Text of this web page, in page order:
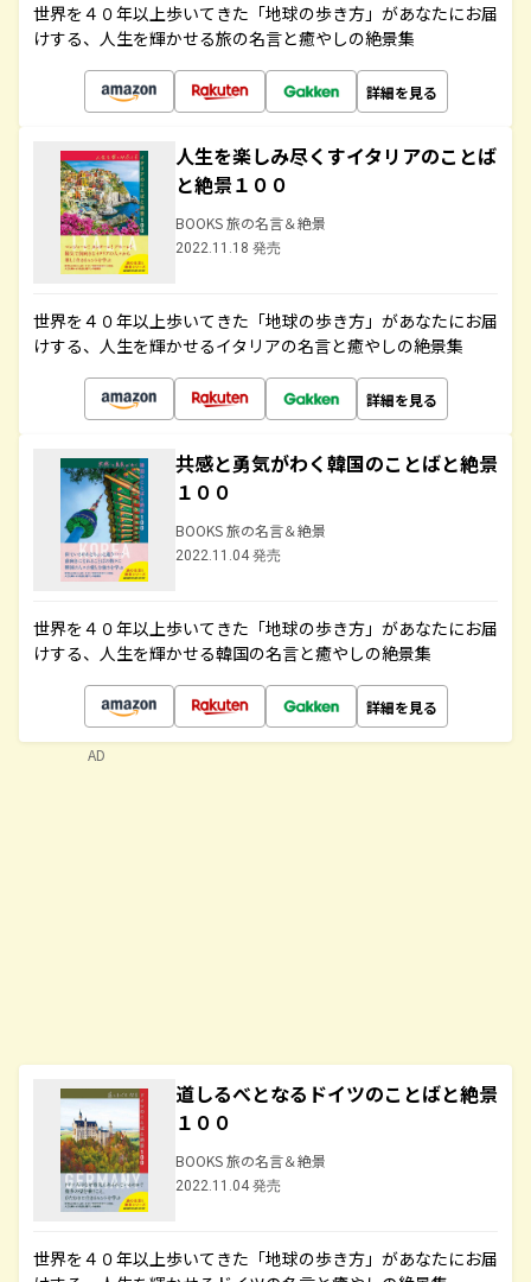
世界を４０年以上歩いてきた「地球の歩き方」があなたにお届
けする、人生を輝かせる旅の名言と癒やしの絶景集
詳細を見る
人生を楽しみ尽くすイタリアのことば
と絶景１００
BOOKS 旅の名言＆絶景
2022.11.18 発売
世界を４０年以上歩いてきた「地球の歩き方」があなたにお届
けする、人生を輝かせるイタリアの名言と癒やしの絶景集
詳細を見る
共感と勇気がわく韓国のことばと絶景
１００
BOOKS 旅の名言＆絶景
2022.11.04 発売
世界を４０年以上歩いてきた「地球の歩き方」があなたにお届
けする、人生を輝かせる韓国の名言と癒やしの絶景集
詳細を見る
道しるべとなるドイツのことばと絶景
１００
BOOKS 旅の名言＆絶景
2022.11.04 発売
世界を４０年以上歩いてきた「地球の歩き方」があなたにお届
AD